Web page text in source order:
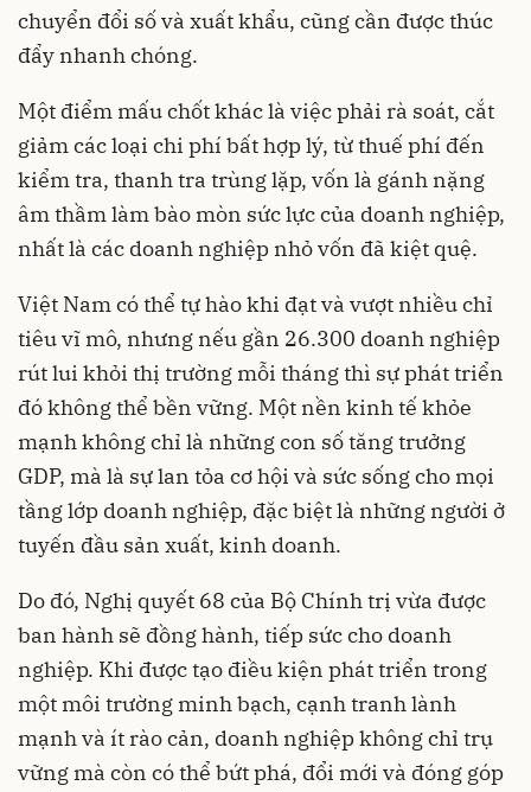
chuyển đổi số và xuất khẩu, cũng cần được thúc
đẩy nhanh chóng.
Một điểm mấu chốt khác là việc phải rà soát, cắt
giảm các loại chi phí bất hợp lý, từ thuế phí đến
kiểm tra, thanh tra trùng lặp, vốn là gánh nặng
âm thầm làm bào mòn sức lực của doanh nghiệp,
nhất là các doanh nghiệp nhỏ vốn đã kiệt quệ.
Việt Nam có thể tự hào khi đạt và vượt nhiều chỉ
tiêu vĩ mô, nhưng nếu gần 26.300 doanh nghiệp
rút lui khỏi thị trường mỗi tháng thì sự phát triển
đó không thể bền vững. Một nền kinh tế khỏe
mạnh không chỉ là những con số tăng trưởng
GDP, mà là sự lan tỏa cơ hội và sức sống cho mọi
tầng lớp doanh nghiệp, đặc biệt là những người ở
tuyến đầu sản xuất, kinh doanh.
Do đó, Nghị quyết 68 của Bộ Chính trị vừa được
ban hành sẽ đồng hành, tiếp sức cho doanh
nghiệp. Khi được tạo điều kiện phát triển trong
một môi trường minh bạch, cạnh tranh lành
mạnh và ít rào cản, doanh nghiệp không chỉ trụ
vững mà còn có thể bứt phá, đổi mới và đóng góp